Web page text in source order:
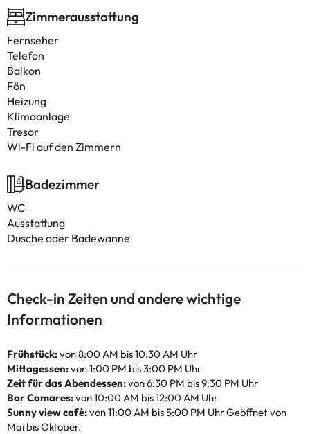
Zimmerausstattung
Fernseher
Telefon
Balkon
Fön
Heizung
Klimaanlage
Tresor
Wi-Fi auf den Zimmern
Badezimmer
WC
Ausstattung
Dusche oder Badewanne
Check-in Zeiten und andere wichtige
Informationen
Frühstück:von 8:00 AM bis 10:30 AM Uhr
Mittagessen:von 1:00 PM bis 3:00 PM Uhr
Zeit für das Abendessen:von 6:30 PM bis 9:30 PM Uhr
Bar Comares:von 10:00 AM bis 12:00 AM Uhr
Sunny view cafè:von 11:00 AM bis 5:00 PM Uhr Geöffnet von
Mai bis Oktober.